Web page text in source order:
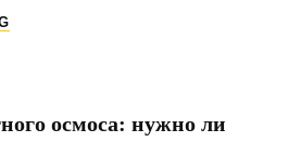
ХИТРОСТИ
осмоса: нужно ли